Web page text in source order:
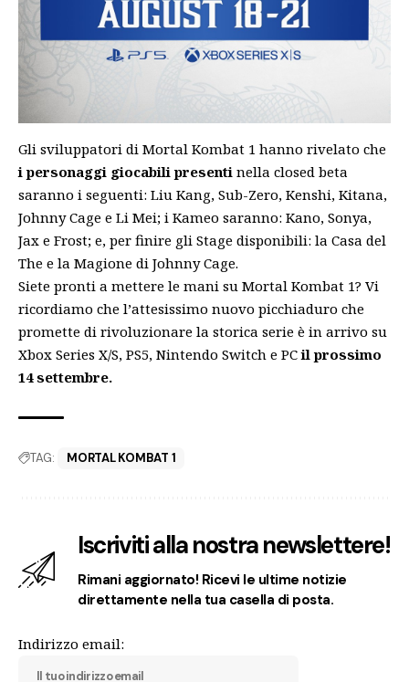
Gli sviluppatori di Mortal Kombat 1 hanno rivelato che
i personaggi giocabili presenti nella closed beta
saranno i seguenti: Liu Kang, Sub-Zero, Kenshi, Kitana,
Johnny Cage e Li Mei; i Kameo saranno: Kano, Sonya,
Jax e Frost; e, per finire gli Stage disponibili: la Casa del
The e la Magione di Johnny Cage.
Siete pronti a mettere le mani su Mortal Kombat 1? Vi
ricordiamo che l’attesissimo nuovo picchiaduro che
promette di rivoluzionare la storica serie è in arrivo su
Xbox Series X/S, PS5, Nintendo Switch e PCil prossimo
14 settembre.
TAG: MORTAL KOMBAT 1
Iscriviti alla nostra newslettere!
Rimani aggiornato! Ricevi le ultime notizie
direttamente nella tua casella di posta.
Indirizzo email: